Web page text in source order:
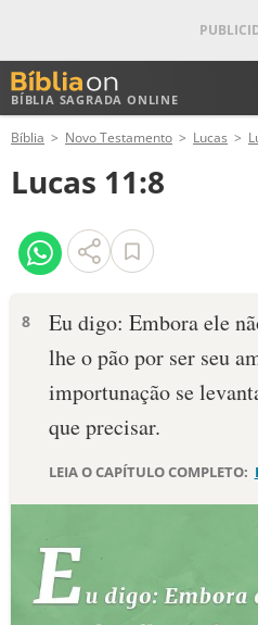
BÍBLIA SAGRADA ONLINE
ANTIGO TESTAMENTO
NOVO TESTAMENTO
VERSÍCULOS
PALAVRA DO DIA
SALMO DO DIA
DEVOCIONAL DIÁRIO
ESTUDOS BÍBLICOS
Bíblia Novo Testamento Lucas
Lucas 11:8
8
Eu digo: Embora ele
lhe o pão por ser seu
importunação se
que precisar.
LEIA O CAPÍTULO COMPLETO: